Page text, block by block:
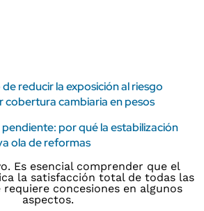
reducir la exposición al riesgo
cobertura cambiaria en pesos
por qué la estabilización
ola de reformas